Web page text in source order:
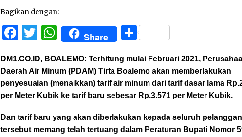
Bagikan dengan:
Facebook
Twitter
WhatsApp
Share Share
DM1.CO.ID, BOALEMO: Terhitung mulai Februari 2021,
Daerah Air Minum (PDAM) Tirta Boalemo akan memberlakukan
penyesuaian (menaikkan) tarif air minum dari tarif dasar lama
per Meter Kubik ke tarif baru sebesar Rp.3.571 per Meter Kubik.
Dan tarif baru yang akan diberlakukan kepada seluruh pelanggan
tersebut memang telah tertuang dalam Peraturan Bupati Nomor